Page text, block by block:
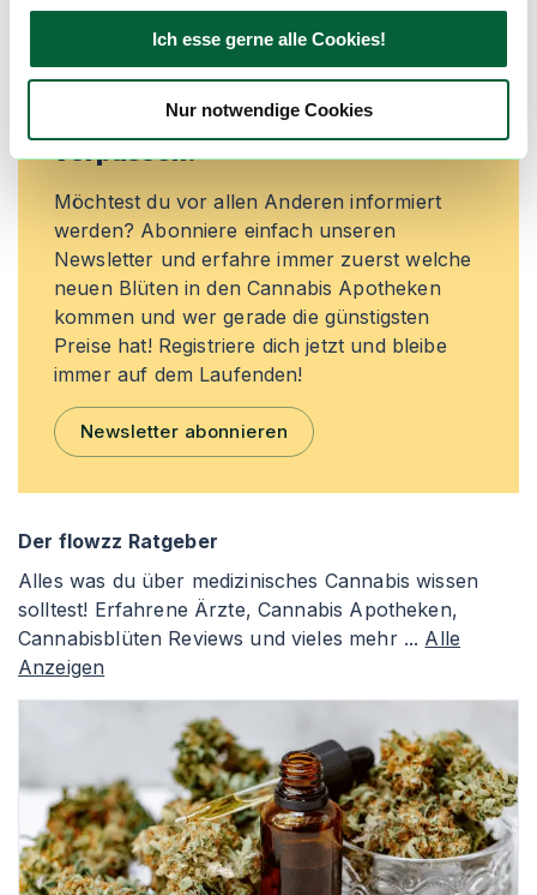
Ich esse gerne alle Cookies!
Nur notwendige Cookies
Neue Cannabisblüten und die
besten Preise nicht mehr
verpassen!
Möchtest du vor allen Anderen informiert
werden? Abonniere einfach unseren
Newsletter und erfahre immer zuerst welche
neuen Blüten in den Cannabis Apotheken
kommen und wer gerade die günstigsten
Preise hat! Registriere dich jetzt und bleibe
immer auf dem Laufenden!
Newsletter abonnieren
Der flowzz Ratgeber
Alles was du über medizinisches Cannabis wissen
solltest! Erfahrene Ärzte, Cannabis Apotheken,
Cannabisblüten Reviews und vieles mehr ... Alle
Anzeigen